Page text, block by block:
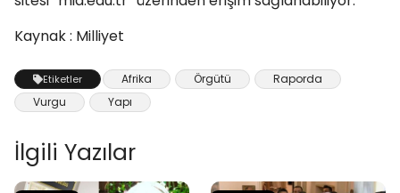
Kaynak : Milliyet
Etiketler Afrika Örgütü
Raporda
Vurgu
Yapı
İlgili Yazılar